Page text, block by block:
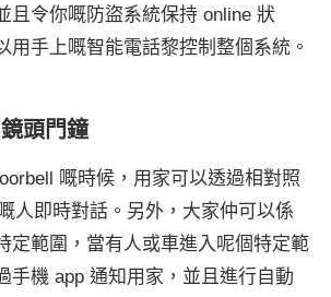
且令你嘅防盜系統保持 online 狀
用手上嘅智能電話黎控制整個系統。
頭門鐘
嘅時候，用家可以透過相對照
人即時對話。另外，大家仲可以係
定範圍，當有人或車進入呢個特定範
手機 app 通知用家，並且進行自動